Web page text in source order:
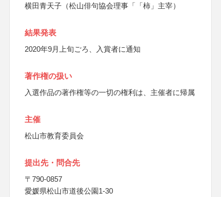
横田青天子（松山俳句協会理事「「柿」主宰）
結果発表
2020年9月上旬ごろ、入賞者に通知
著作権の扱い
入選作品の著作権等の一切の権利は、主催者に帰属
主催
松山市教育委員会
提出先・問合先
〒790-0857
愛媛県松山市道後公園1-30